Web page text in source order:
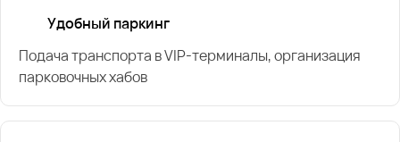
Удобный паркинг
Подача транспорта в VIP-терминалы, организация
парковочных хабов